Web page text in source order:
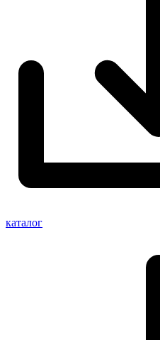
каталог